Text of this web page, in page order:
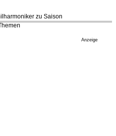
Musikfest-Preis
zu Saison
Anzeige